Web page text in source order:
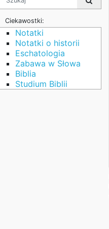
Ciekawostki:
Notatki
Notatki o historii
Eschatologia
Zabawa w Słowa
Biblia
Studium Biblii